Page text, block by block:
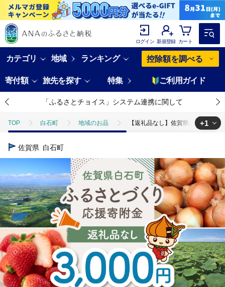
ログイン 新規登録 カート
カテゴリ 地域 ランキング 控除額を調べる
寄付額 旅先を探す 特集 ご利用ガイド
「ふるさとチョイス」システム連携に関して
TOP 白石町 地域のお品 【返礼品なし】佐賀県白石町 ふ
TOP
+1
佐賀県 白石町